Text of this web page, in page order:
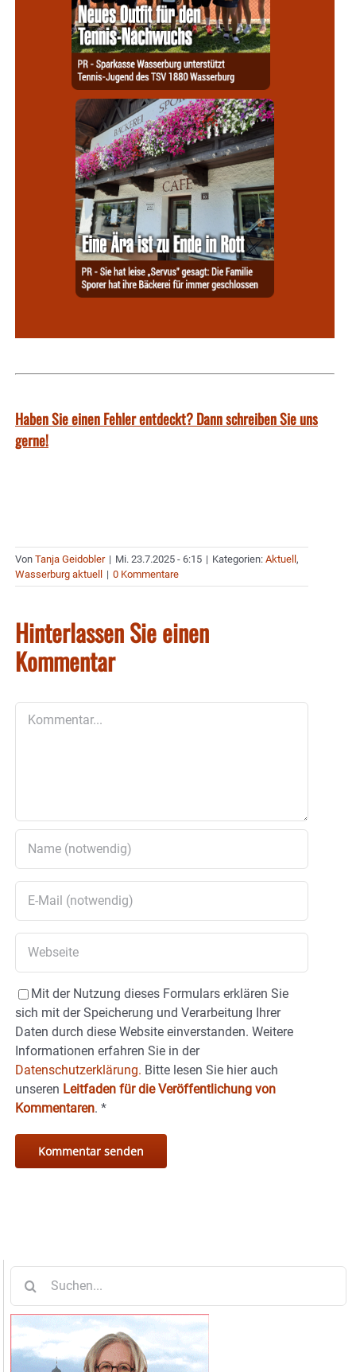
Haben Sie einen Fehler entdeckt? Dann schreiben Sie uns
gerne!
Von Tanja Geidobler | Mi. 23.7.2025 - 6:15 | Kategorien: Aktuell ,
Wasserburg aktuell
| 0 Kommentare
Hinterlassen Sie einen
Kommentar
Mit der Nutzung dieses Formulars erklären Sie
sich mit der Speicherung und Verarbeitung Ihrer
Daten durch diese Website einverstanden. Weitere
Informationen erfahren Sie in der
Datenschutzerklärung. Bitte lesen Sie hier auch
unseren Leitfaden für die Veröffentlichung von
Kommentaren. *
nach: